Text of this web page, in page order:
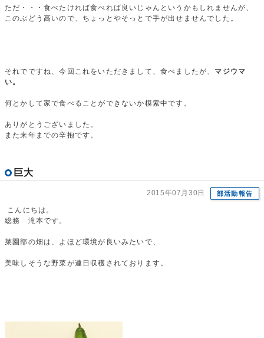
ただ・・・食べたければ食べれば良いじゃんというかもしれませんが、
このぶどう高いので、ちょっとやそっとで手が出せませんでした。
それでですね、今回これをいただきまして、食べましたが、 マジウマ
い。
何とかして家で食べることができないか模索中です。
ありがとうございました。
また来年までの辛抱です。
巨大
2015年07月30日 部活動報告
こんにちは。
総務 滝本です。
菜園部の畑は、よほど環境が良いみたいで、
美味しそうな野菜が連日収穫されております。